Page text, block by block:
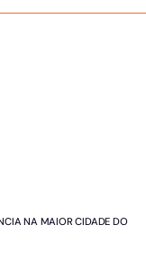
NA MAIOR CIDADE DO